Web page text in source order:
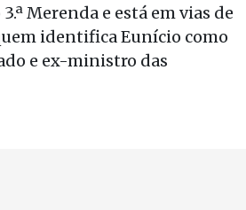
Merenda e está em vias de
identifica Eunício como
e ex-ministro das